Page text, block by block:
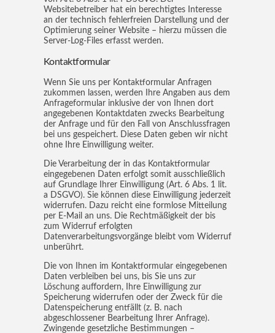
Websitebetreiber hat ein berechtigtes Interesse
an der technisch fehlerfreien Darstellung und der
Optimierung seiner Website – hierzu müssen die
Server-Log-Files erfasst werden.
Kontaktformular
Wenn Sie uns per Kontaktformular Anfragen
zukommen lassen, werden Ihre Angaben aus dem
Anfrageformular inklusive der von Ihnen dort
angegebenen Kontaktdaten zwecks Bearbeitung
der Anfrage und für den Fall von Anschlussfragen
bei uns gespeichert. Diese Daten geben wir nicht
ohne Ihre Einwilligung weiter.
Die Verarbeitung der in das Kontaktformular
eingegebenen Daten erfolgt somit ausschließlich
auf Grundlage Ihrer Einwilligung (Art. 6 Abs. 1 lit.
a DSGVO). Sie können diese Einwilligung jederzeit
widerrufen. Dazu reicht eine formlose Mitteilung
per E-Mail an uns. Die Rechtmäßigkeit der bis
zum Widerruf erfolgten
Datenverarbeitungsvorgänge bleibt vom Widerruf
unberührt.
Die von Ihnen im Kontaktformular eingegebenen
Daten verbleiben bei uns, bis Sie uns zur
Löschung auffordern, Ihre Einwilligung zur
Speicherung widerrufen oder der Zweck für die
Datenspeicherung entfällt (z. B. nach
abgeschlossener Bearbeitung Ihrer Anfrage).
Zwingende gesetzliche Bestimmungen –